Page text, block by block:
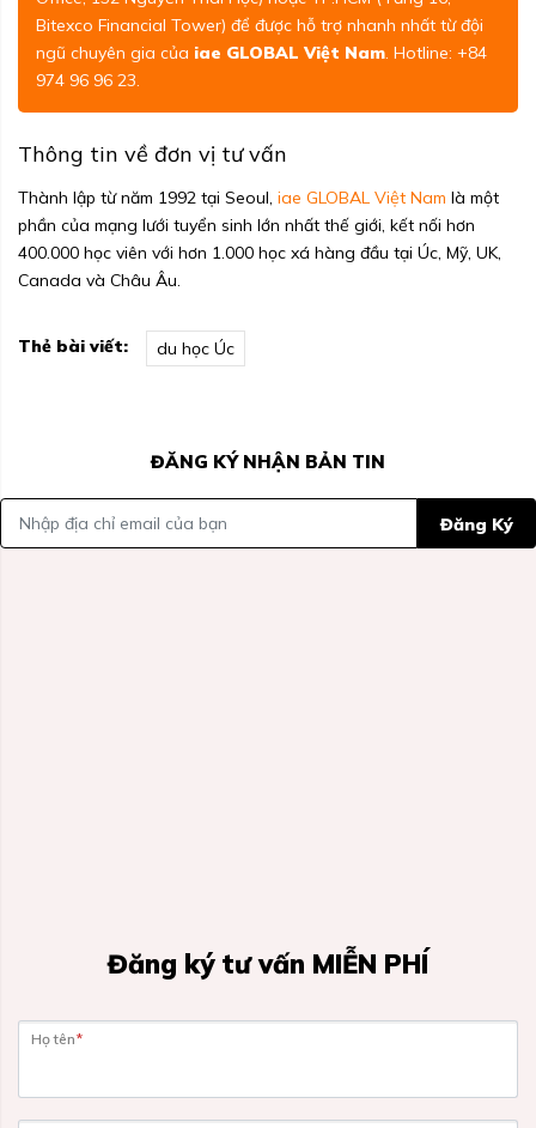
Bitexco Financial Tower) để được hỗ trợ nhanh nhất từ đội
ngũ chuyên gia của iae GLOBAL Việt Nam. Hotline: +84
974 96 96 23.
Thông tin về đơn vị tư vấn
Thành lập từ năm 1992 tại Seoul, iae GLOBAL Việt Nam là một
phần của mạng lưới tuyển sinh lớn nhất thế giới, kết nối hơn
400.000 học viên với hơn 1.000 học xá hàng đầu tại Úc, Mỹ, UK,
Canada và Châu Âu.
Thẻ bài viết: du học Úc
ĐĂNG KÝ NHẬN BẢN TIN
Đăng Ký
Đăng ký tư vấn MIỄN PHÍ
Họ tên*